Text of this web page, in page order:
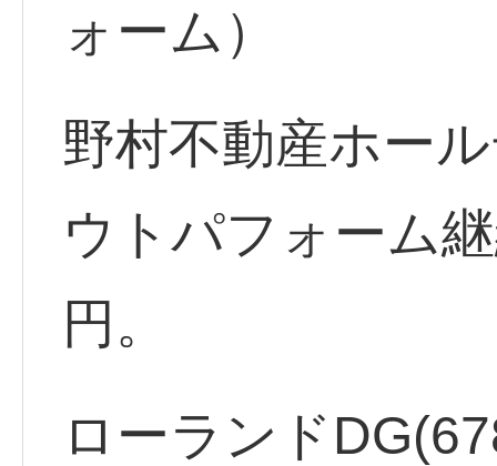
ォーム）
野村不動産ホー
ウトパフォーム
円。
ローランド